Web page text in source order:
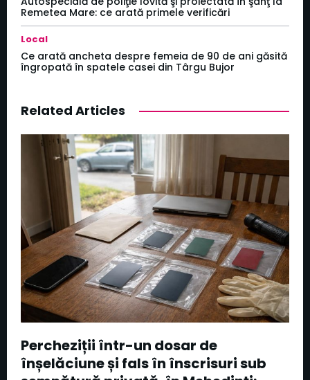
Remetea Mare: ce arată primele verificări
Local
Ce arată ancheta despre femeia de 90 de ani găsită
îngropată în spatele casei din Târgu Bujor
Related Articles
Percheziții într-un dosar de
înșelăciune și fals în înscrisuri sub